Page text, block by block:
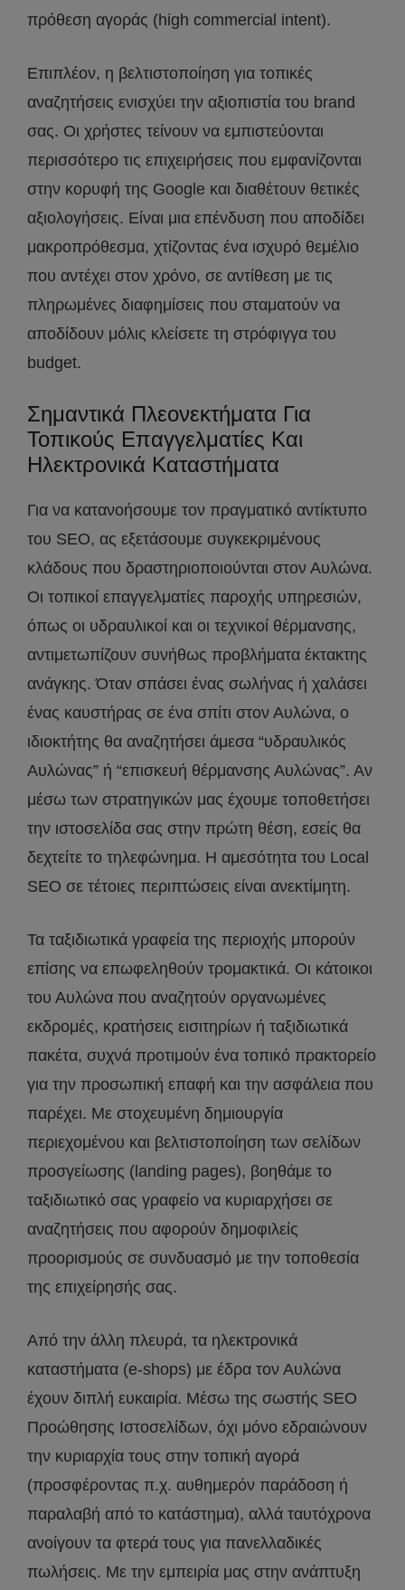
πρόθεση αγοράς (high commercial intent).
Επιπλέον, η βελτιστοποίηση για τοπικές
αναζητήσεις ενισχύει την αξιοπιστία του brand
σας. Οι χρήστες τείνουν να εμπιστεύονται
περισσότερο τις επιχειρήσεις που εμφανίζονται
στην κορυφή της Google και διαθέτουν θετικές
αξιολογήσεις. Είναι μια επένδυση που αποδίδει
μακροπρόθεσμα, χτίζοντας ένα ισχυρό θεμέλιο
που αντέχει στον χρόνο, σε αντίθεση με τις
πληρωμένες διαφημίσεις που σταματούν να
αποδίδουν μόλις κλείσετε τη στρόφιγγα του
budget.
Σημαντικά Πλεονεκτήματα Για
Τοπικούς Επαγγελματίες Και
Ηλεκτρονικά Καταστήματα
Για να κατανοήσουμε τον πραγματικό αντίκτυπο
του SEO, ας εξετάσουμε συγκεκριμένους
κλάδους που δραστηριοποιούνται στον Αυλώνα.
Οι τοπικοί επαγγελματίες παροχής υπηρεσιών,
όπως οι υδραυλικοί και οι τεχνικοί θέρμανσης,
αντιμετωπίζουν συνήθως προβλήματα έκτακτης
ανάγκης. Όταν σπάσει ένας σωλήνας ή χαλάσει
ένας καυστήρας σε ένα σπίτι στον Αυλώνα, ο
ιδιοκτήτης θα αναζητήσει άμεσα “υδραυλικός
Αυλώνας” ή “επισκευή θέρμανσης Αυλώνας”. Αν
μέσω των στρατηγικών μας έχουμε τοποθετήσει
την ιστοσελίδα σας στην πρώτη θέση, εσείς θα
δεχτείτε το τηλεφώνημα. Η αμεσότητα του Local
SEO σε τέτοιες περιπτώσεις είναι ανεκτίμητη.
Τα ταξιδιωτικά γραφεία της περιοχής μπορούν
επίσης να επωφεληθούν τρομακτικά. Οι κάτοικοι
του Αυλώνα που αναζητούν οργανωμένες
εκδρομές, κρατήσεις εισιτηρίων ή ταξιδιωτικά
πακέτα, συχνά προτιμούν ένα τοπικό πρακτορείο
για την προσωπική επαφή και την ασφάλεια που
παρέχει. Με στοχευμένη δημιουργία
περιεχομένου και βελτιστοποίηση των σελίδων
προσγείωσης (landing pages), βοηθάμε το
ταξιδιωτικό σας γραφείο να κυριαρχήσει σε
αναζητήσεις που αφορούν δημοφιλείς
προορισμούς σε συνδυασμό με την τοποθεσία
της επιχείρησής σας.
Από την άλλη πλευρά, τα ηλεκτρονικά
καταστήματα (e-shops) με έδρα τον Αυλώνα
έχουν διπλή ευκαιρία. Μέσω της σωστής SEO
Προώθησης Ιστοσελίδων, όχι μόνο εδραιώνουν
την κυριαρχία τους στην τοπική αγορά
(προσφέροντας π.χ. αυθημερόν παράδοση ή
παραλαβή από το κατάστημα), αλλά ταυτόχρονα
ανοίγουν τα φτερά τους για πανελλαδικές
πωλήσεις. Με την εμπειρία μας στην ανάπτυξη